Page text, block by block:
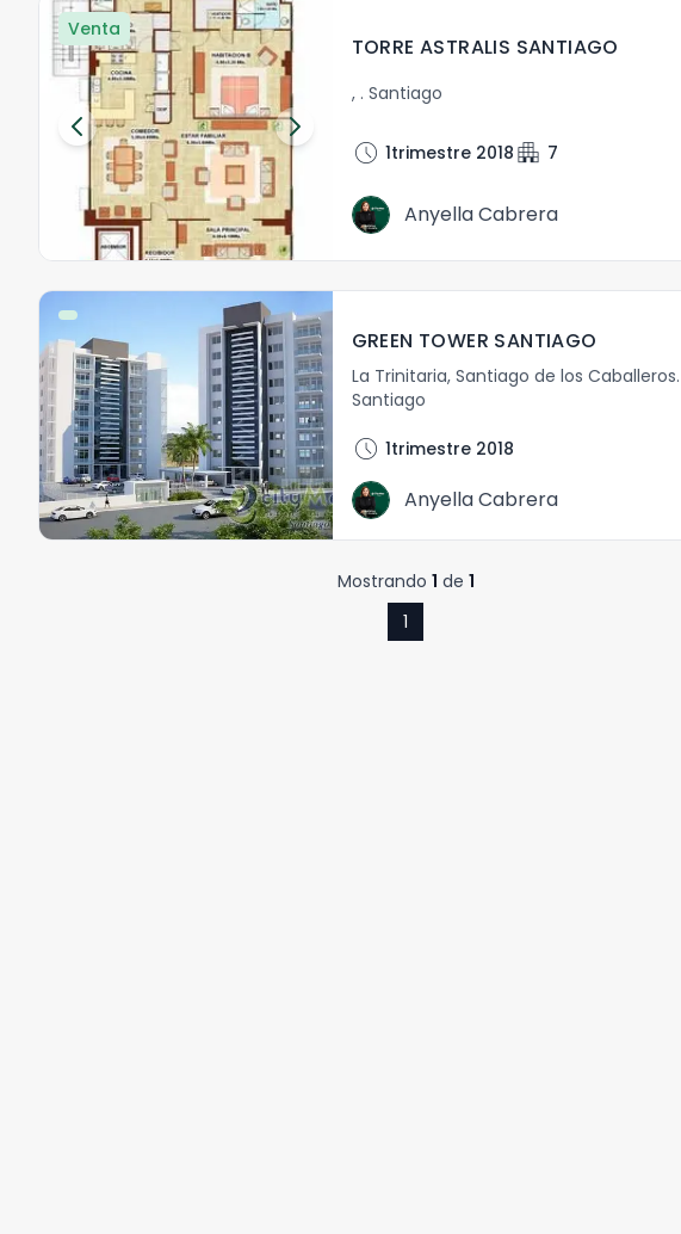
Venta
TORRE ASTRALIS SANTIAGO
, . Santiago
schedule 1trimestre 2018 apartment 7
Anyella Cabrera
GREEN TOWER SANTIAGO
La Trinitaria, Santiago de los Caballeros.
Santiago
schedule 1trimestre 2018
Anyella Cabrera
Mostrando 1 de 1
1